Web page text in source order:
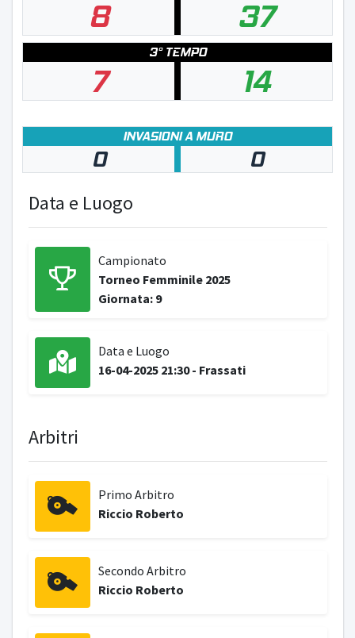
8 37
3° TEMPO
7 14
INVASIONI A MURO
0 0
Data e Luogo
Campionato
Torneo Femminile 2025
Giornata: 9
Data e Luogo
16-04-2025 21:30 - Frassati
Arbitri
Primo Arbitro
Riccio Roberto
Secondo Arbitro
Riccio Roberto